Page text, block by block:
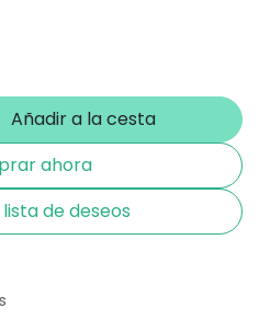
Añadir a la cesta
ahora
de deseos